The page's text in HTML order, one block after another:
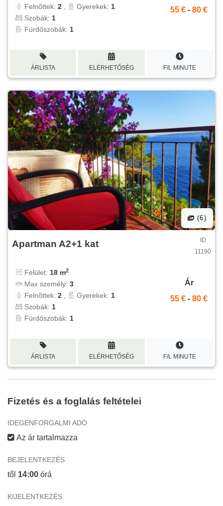
Felnőttek: 2 , Gyerekek: 1
Szobák: 1
Fürdőszobák: 1
55 € - 80 €
ÁRLISTA ELÉRHETŐSÉG F/L MINUTE
(6)
Apartman A2+1 kat
ID
11190
Felület: 18 m2
Max személy: 3
Felnőttek: 2 , Gyerekek: 1
Szobák: 1
Fürdőszobák: 1
Ár
55 € - 80 €
ÁRLISTA ELÉRHETŐSÉG F/L MINUTE
Fizetés és a foglalás feltételei
IDEGENFORGALMI ADÓ
Az ár tartalmazza
BEJELENTKEZÉS
től 14:00 órá
KIJELENTKEZÉS